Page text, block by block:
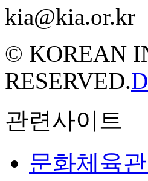
kia@kia.or.kr
© KOREAN
RESERVED.
관련사이트
문화체육